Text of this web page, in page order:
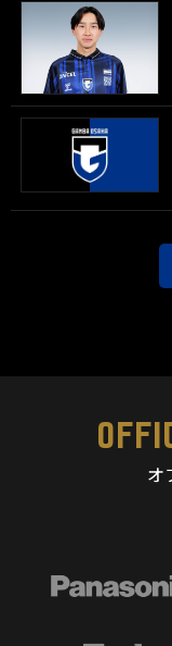
オ